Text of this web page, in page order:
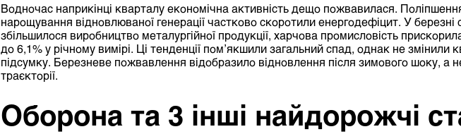
Водночас наприкінці кварталу економічна активність дещо пожвавилася.
нарощування відновлюваної генерації частково скоротили енергодефіцит. У березні
збільшилося виробництво металургійної продукції, харчова промисловість
до 6,1% у річному вимірі. Ці тенденції пом’якшили загальний спад, однак не змінили
підсумку. Березневе пожвавлення відобразило відновлення після зимового шоку, а
траєкторії.
Оборона та 3 інші найдорожчі